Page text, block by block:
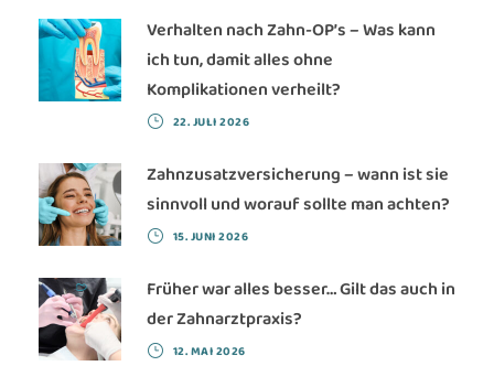
Verhalten nach Zahn-OP’s – Was kann
ich tun, damit alles ohne
Komplikationen verheilt?
22. JULI 2026
Zahnzusatzversicherung – wann ist sie
sinnvoll und worauf sollte man achten?
15. JUNI 2026
Früher war alles besser… Gilt das auch in
der Zahnarztpraxis?
12. MAI 2026